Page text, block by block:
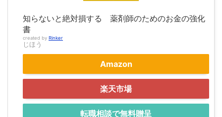
知らないと絶対損する 薬剤師のためのお金の強化
書
created by Rinker
じほう
Amazon
楽天市場
転職相談で無料贈呈